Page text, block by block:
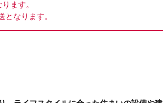
ます。
なります。